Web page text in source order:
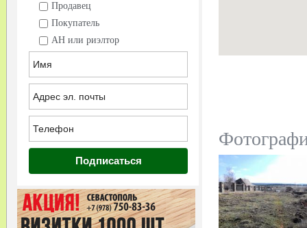
Продавец
Покупатель
АН или риэлтор